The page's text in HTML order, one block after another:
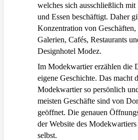
welches sich ausschließlich
und Essen beschäftigt. Daher
Konzentration von Geschäften,
Galerien, Cafés, Restaurants
Designhotel Modez.
Im Modekwartier erzählen die
eigene Geschichte. Das macht
Modekwartier so persönlich
meisten Geschäfte sind von
geöffnet. Die genauen
der Website des
selbst.